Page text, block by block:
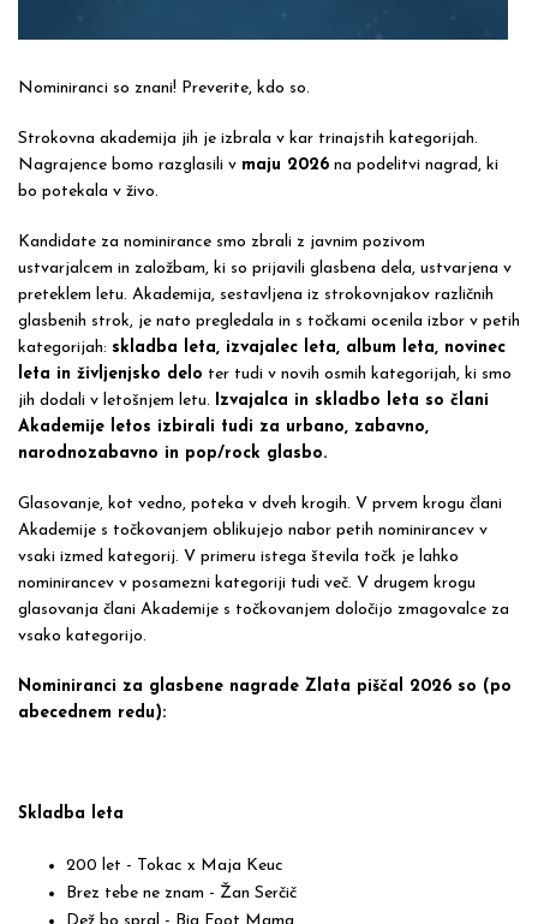
Nominiranci so znani! Preverite, kdo so.
Strokovna akademija jih je izbrala v kar trinajstih kategorijah.
Nagrajence bomo razglasili v maju 2026 na podelitvi nagrad, ki
bo potekala v živo.
Kandidate za nominirance smo zbrali z javnim pozivom
ustvarjalcem in založbam, ki so prijavili glasbena dela, ustvarjena v
preteklem letu. Akademija, sestavljena iz strokovnjakov različnih
glasbenih strok, je nato pregledala in s točkami ocenila izbor v petih
kategorijah: skladba leta, izvajalec leta, album leta, novinec
leta in življenjsko delo ter tudi v novih osmih kategorijah, ki smo
jih dodali v letošnjem letu. Izvajalca in skladbo leta so člani
Akademije letos izbirali tudi za urbano, zabavno,
narodnozabavno in pop/rock glasbo.
Glasovanje, kot vedno, poteka v dveh krogih. V prvem krogu člani
Akademije s točkovanjem oblikujejo nabor petih nominirancev v
vsaki izmed kategorij. V primeru istega števila točk je lahko
nominirancev v posamezni kategoriji tudi več. V drugem krogu
glasovanja člani Akademije s točkovanjem določijo zmagovalce za
vsako kategorijo.
Nominiranci za glasbene nagrade Zlata piščal 2026 so (po
abecednem redu):
Skladba leta
200 let - Tokac x Maja Keuc
Brez tebe ne znam - Žan Serčič